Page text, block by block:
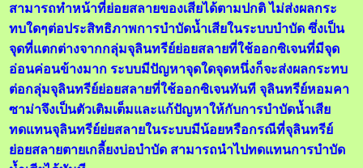
สามารถทำหน้าที่ย่อยสลายของเสียได้ตามปกติ ไม่ส่งผลกระ
ทบใดๆต่อประสิทธิภาพการบำบัดน้ำเสียในระบบบำบัด ซึ่งเป็น
จุดที่แตกต่างจากกลุ่มจุลินทรีย์ย่อยสลายที่ใช้ออกซิเจนที่มีจุด
อ่อนค่อนข้างมาก ระบบมีปัญหาจุดใดจุดหนึ่งก็จะส่งผลกระทบ
ต่อกลุ่มจุลินทรีย์ย่อยสลายที่ใช้ออกซิเจนทันที จุลินทรีย์หอมคา
ซาม่าจึงเป็นตัวเติมเต็มและแก้ปัญหาให้กับการบำบัดน้ำเสีย
ทดแทนจุลินทรีย์ย่ยสลายในระบบมีน้อยหรือกรณีที่จุลินทรีย์
ย่อยสลายตายเกลี้ยงบ่อบำบัด สามารถนำไปทดแทนการบำบัด